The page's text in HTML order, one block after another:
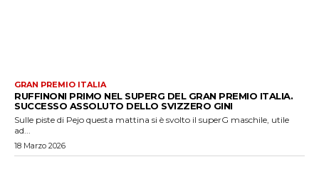
GRAN PREMIO ITALIA
RUFFINONI PRIMO NEL SUPERG DEL GRAN PREMIO ITALIA.
SUCCESSO ASSOLUTO DELLO SVIZZERO GINI
Sulle piste di Pejo questa mattina si è svolto il superG maschile, utile
ad...
18 Marzo 2026